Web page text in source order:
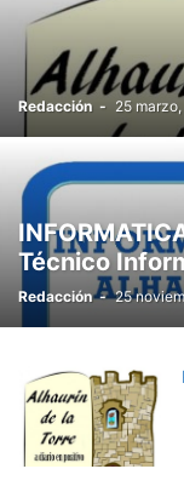
Redacción - 25
Técnico
Redacción - 25